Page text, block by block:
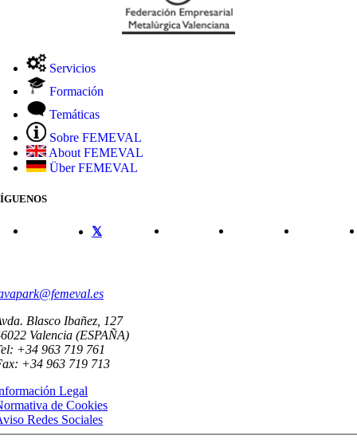
Servicios
Formación
Temáticas
Sobre FEMEVAL
About FEMEVAL
Über FEMEVAL
Blasco Ibañez, 127
Valencia (ESPAÑA)
+34 963 719 761
+34 963 719 713
Legal
de Cookies
Redes Sociales